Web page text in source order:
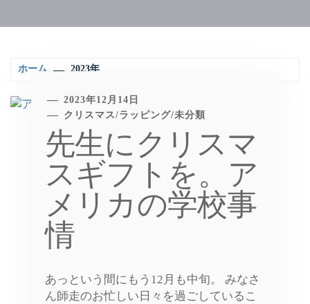
ホーム 2023年
2023年12月14日
クリスマス/ラッピング/未分類
先生にクリスマ
スギフトを。ア
メリカの学校事
情
あっという間にもう12月も中旬。 みなさ
ん師走のお忙しい日々を過ごしているこ